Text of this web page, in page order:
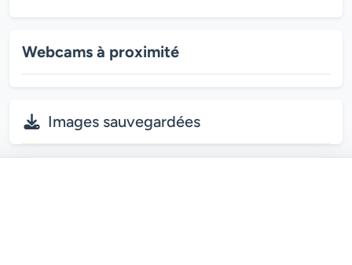
Webcams à proximité
Images sauvegardées